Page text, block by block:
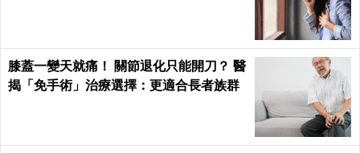
膝蓋一變天就痛！ 關節退化只能開刀？ 醫
揭「免手術」治療選擇：更適合長者族群